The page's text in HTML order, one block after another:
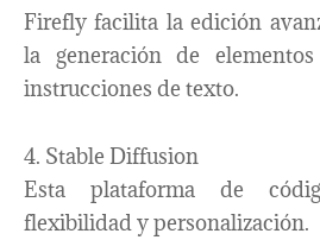
Firefly facilita la edición
la generación de
instrucciones de texto.
4. Stable Diffusion
Esta plataforma de
flexibilidad y personalización.